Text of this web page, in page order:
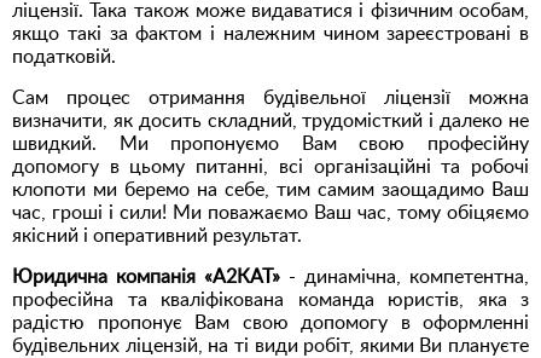
ліцензії. Така також може видаватися і фізичним особам,
якщо такі за фактом і належним чином зареєстровані в
податковій.
Сам процес отримання будівельної ліцензії можна
визначити, як досить складний, трудомісткий і далеко не
швидкий. Ми пропонуємо Вам свою професійну
допомогу в цьому питанні, всі організаційні та робочі
клопоти ми беремо на себе, тим самим заощадимо Ваш
час, гроші і сили! Ми поважаємо Ваш час, тому обіцяємо
якісний і оперативний результат.
Юридична компанія «А2КАТ» - динамічна, компетентна,
професійна та кваліфікована команда юристів, яка з
радістю пропонує Вам свою допомогу в оформленні
будівельних ліцензій, на ті види робіт, якими Ви плануєте